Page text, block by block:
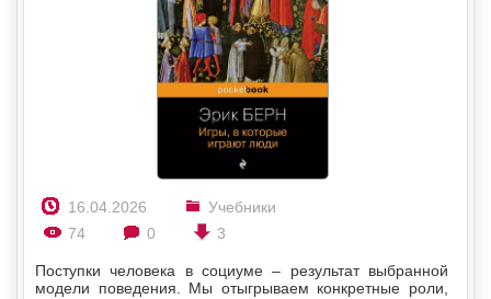
16.04.2026
Учебники
74
0 3
Поступки человека в социуме – результат выбранной
модели поведения. Мы отыгрываем конкретные роли,